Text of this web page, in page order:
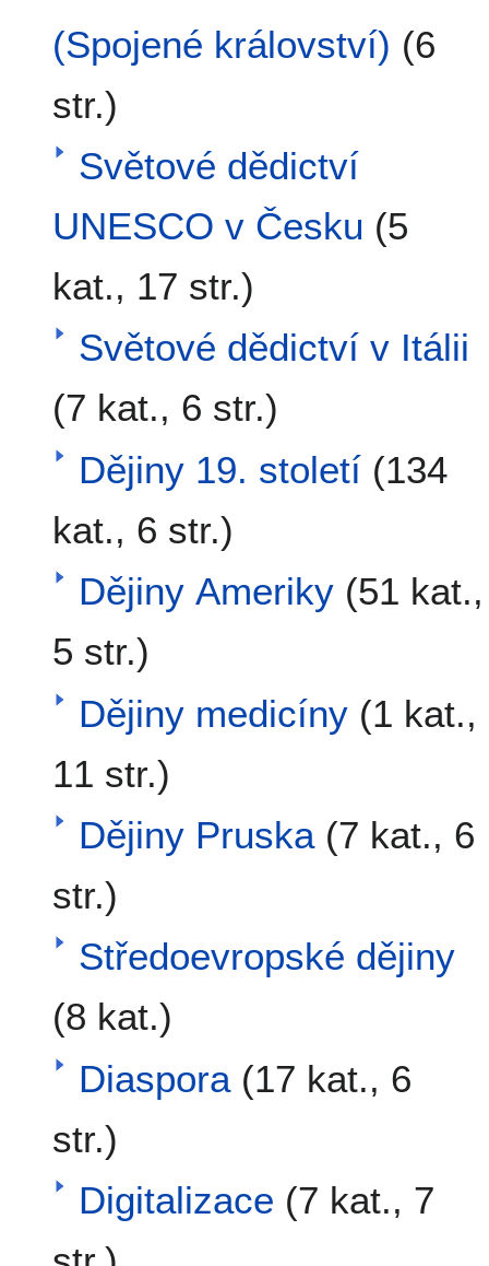
(Spojené království) (6
str.)
Světové dědictví
UNESCO v Česku (5
kat., 17 str.)
Světové dědictví v Itálii
(7 kat., 6 str.)
Dějiny 19. století (134
kat., 6 str.)
Dějiny Ameriky (51 kat.,
5 str.)
Dějiny medicíny (1 kat.,
11 str.)
Dějiny Pruska (7 kat., 6
str.)
Středoevropské dějiny
(8 kat.)
Diaspora (17 kat., 6
str.)
Digitalizace (7 kat., 7